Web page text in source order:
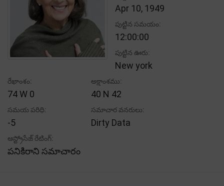
Apr 10, 1949
పుట్టిన సమయం:
12:00:00
పుట్టిన ఊరు:
New york
రేఖాంశం:
74 W 0
అక్షాంశము:
40 N 42
సమయ పరిధి:
-5
సమాచార వనరులు:
Dirty Data
ఆస్ట్రోసేజ్ రేటింగ్:
పనికిరాని సమాచారం